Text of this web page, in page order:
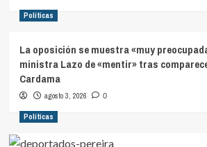
Políticas
La oposición se muestra «muy
ministra Lazo de «mentir» tras
Cardama
agosto 3, 2026 0
Políticas